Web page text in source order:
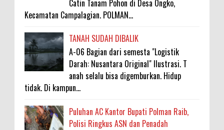
Catin Tanam Pohon di Desa Ongko,
Kecamatan Campalagian. POLMAN...
TANAH SUDAH DIBALIK
A-06 Bagian dari semesta "Logistik
Darah: Nusantara Original" Ilustrasi. T
anah selalu bisa digemburkan. Hidup
tidak. Di kampun...
Puluhan AC Kantor Bupati Polman Raib,
Polisi Ringkus ASN dan Penadah